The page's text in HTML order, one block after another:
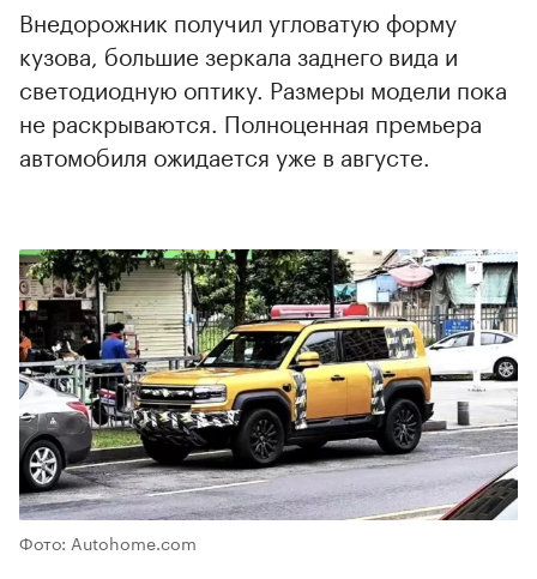
Внедорожник получил угловатую форму
кузова, большие зеркала заднего вида и
светодиодную оптику. Размеры модели пока
не раскрываются. Полноценная премьера
автомобиля ожидается уже в августе.
00:00 / 00:00
Фото: Autohome.com